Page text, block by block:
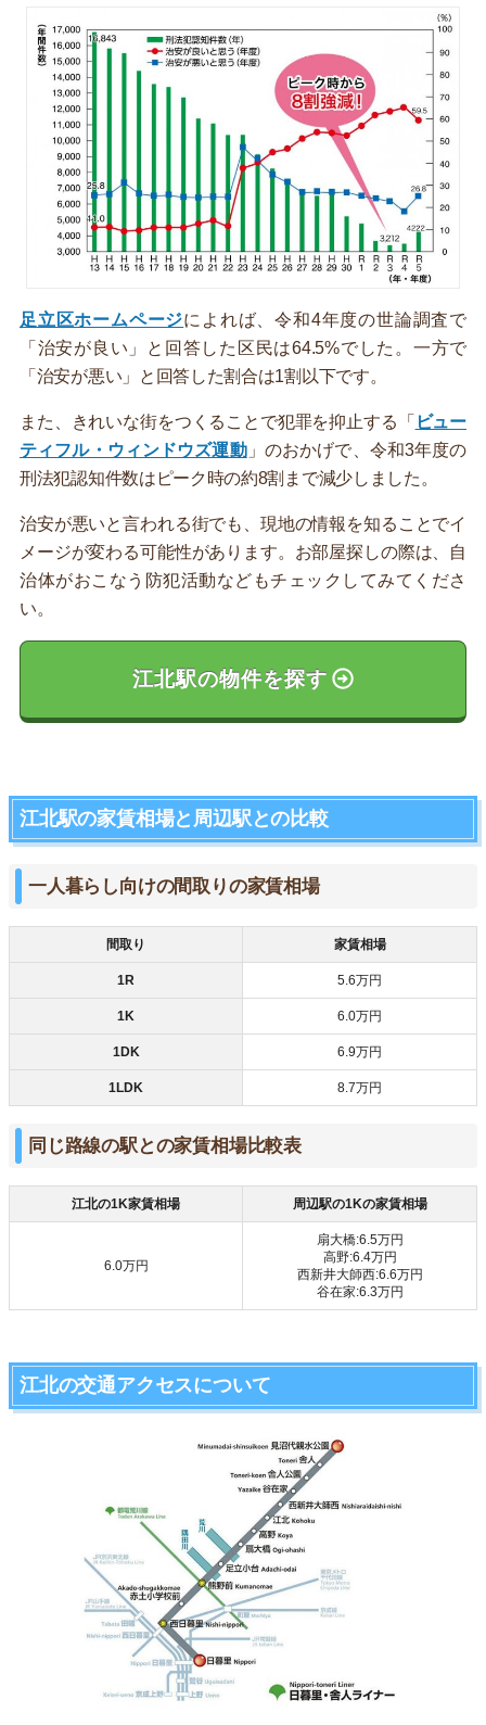
足立区ホームページによれば、令和4年度の世論調査で
「治安が良い」と回答した区民は64.5%でした。一方で
「治安が悪い」と回答した割合は1割以下です。
また、きれいな街をつくることで犯罪を抑止する「 ビュー
ティフル・ウィンドウズ運動」のおかげで、令和3年度の
刑法犯認知件数はピーク時の約8割まで減少しました。
治安が悪いと言われる街でも、現地の情報を知ることでイ
メージが変わる可能性があります。お部屋探しの際は、自
治体がおこなう防犯活動などもチェックしてみてくださ
い。
江北駅の物件を探す
江北駅の家賃相場と周辺駅との比較
一人暮らし向けの間取りの家賃相場
間取り 家賃相場
1R 5.6万円
1K 6.0万円
1DK 6.9万円
1LDK 8.7万円
同じ路線の駅との家賃相場比較表
江北の1K家賃相場 周辺駅の1Kの家賃相場
6.0万円
扇大橋:6.5万円
高野:6.4万円
西新井大師西:6.6万円
谷在家:6.3万円
江北の交通アクセスについて